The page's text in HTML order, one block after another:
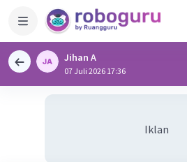
Jihan A
07 Juli 2026 17:36
Iklan